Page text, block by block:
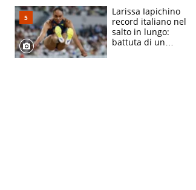
rischio da evitare
Larissa Iapichino
record italiano nel
salto in lungo:
battuta di un